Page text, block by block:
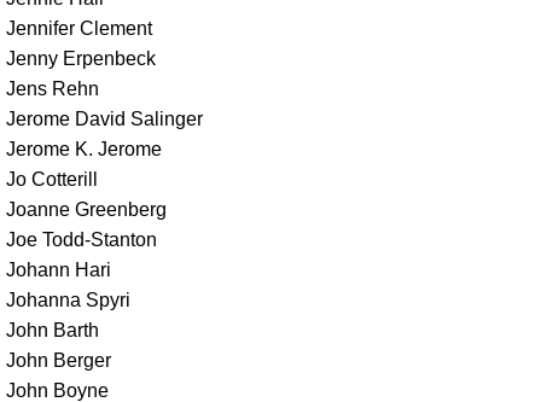
Jennifer Clement
Jenny Erpenbeck
Jens Rehn
Jerome David Salinger
Jerome K. Jerome
Jo Cotterill
Joanne Greenberg
Joe Todd-Stanton
Johann Hari
Johanna Spyri
John Barth
John Berger
John Boyne